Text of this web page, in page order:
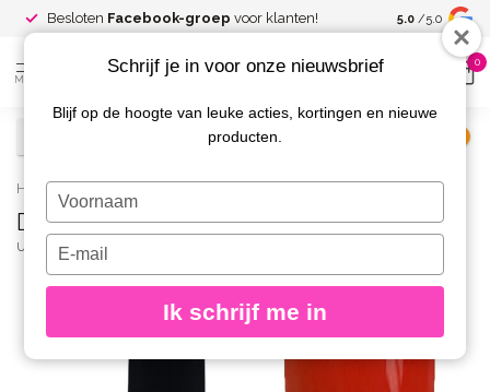
Besloten Facebook-groep voor klanten! Spaar voor
kortingen
5.0 /5.0
MENU
0
Home / D17 Gelpolish Elke 8-15 gr.
D17 Gelpolish Elke 8-15 gr.
URBAN NAILS
Schrijf je in voor onze nieuwsbrief
Blijf op de hoogte van leuke acties, kortingen en nieuwe
producten.
Typ
je
naam
Typ
je
e-
in
Ik schrijf me in